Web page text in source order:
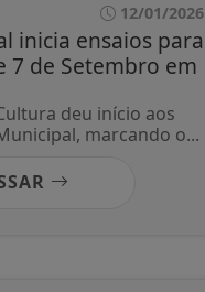
12/01/2026
inicia ensaios para
7 de Setembro em
deu início aos
marcando o...